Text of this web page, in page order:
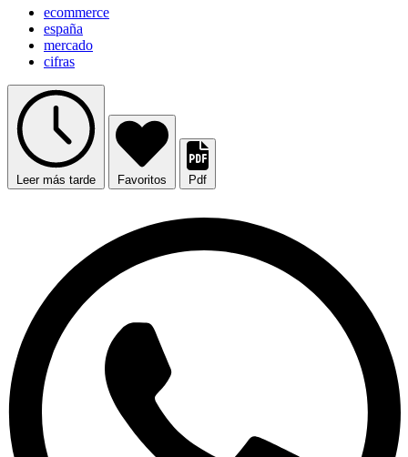
ecommerce
españa
mercado
cifras
Leer más tarde Favoritos Pdf